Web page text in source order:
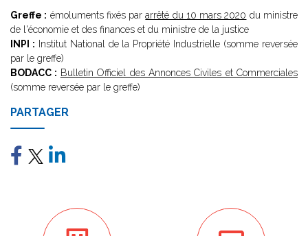
Greffe : émoluments fixés pararrêté du 10 mars 2020 du ministre
de l'économie et des finances et du ministre de la justice
INPI : Institut National de la Propriété Industrielle (somme reversée
par le greffe)
BODACC : Bulletin Officiel des Annonces Civiles et Commerciales
(somme reversée par le greffe)
PARTAGER